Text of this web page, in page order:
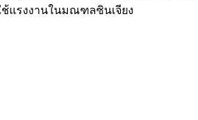
แรงงานในมณฑลซินเจียง